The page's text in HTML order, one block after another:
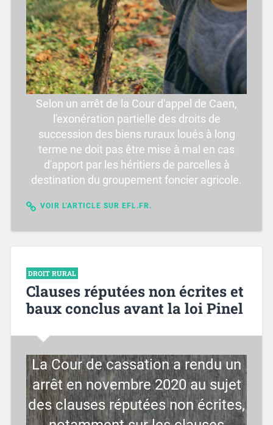
Selon un arrêt de la Cour d'appel de Caen,
l'exonération partielle des droits de
succession des biens ruraux loués à long
terme ne doit pas être mise à mal en cas
d'apport par les héritiers de parcelles à
destination du groupement foncier agricole.
VOIR L'ARTICLE SUR EFL.FR.
DROIT RURAL
Clauses réputées non écrites et
baux conclus avant la loi Pinel
La Cour de cassation a rendu un
arrêt en novembre 2020 au sujet
des clauses réputées non écrites,